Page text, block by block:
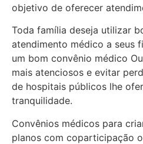
objetivo de oferecer
Toda família deseja utilizar
atendimento médico a seus
um bom convênio médico
mais atenciosos e evitar
de hospitais públicos lhe
tranquilidade.
Convênios médicos para
planos com coparticipação